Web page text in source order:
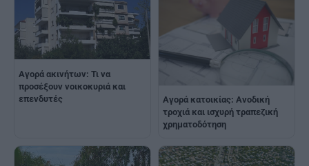
Αγορά ακινήτων: Τι να
προσέξουν νοικοκυριά και
επενδυτές
Αγορά κατοικίας: Ανοδική
τροχιά και ισχυρή τραπεζική
χρηματοδότηση